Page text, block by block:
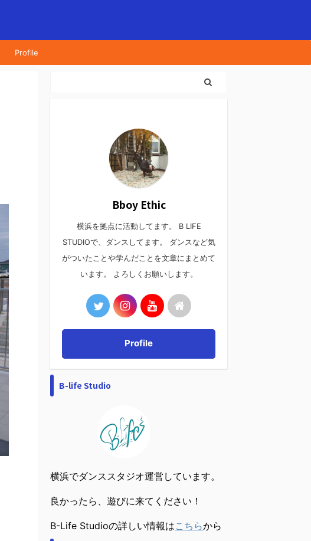
Profile
Bboy Ethic
横浜を拠点に活動してます。 B LIFE
STUDIOで、ダンスしてます。 ダンスなど気
がついたことや学んだことを文章にまとめて
います。 よろしくお願いします。
Profile
B-life Studio
横浜でダンススタジオ運営しています。
良かったら、遊びに来てください！
B-Life Studioの詳しい情報はこちらから